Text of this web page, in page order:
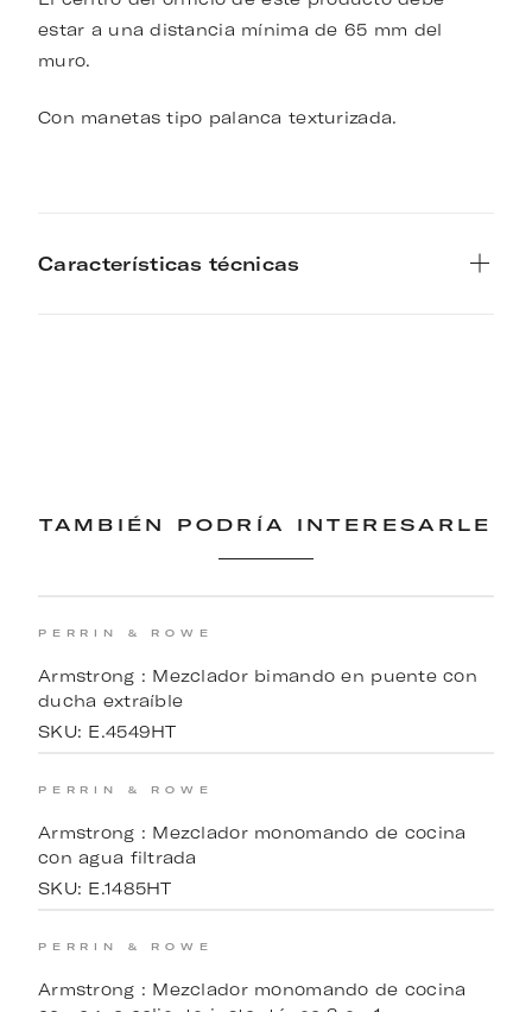
estar a una distancia mínima de 65 mm del
muro.
Con manetas tipo palanca texturizada.
Características técnicas
TAMBIÉN PODRÍA INTERESARLE
PERRIN & ROWE
Armstrong : Mezclador bimando en puente con
ducha extraíble
SKU: E.4549HT
PERRIN & ROWE
Armstrong : Mezclador monomando de cocina
con agua filtrada
SKU: E.1485HT
PERRIN & ROWE
Armstrong : Mezclador monomando de cocina